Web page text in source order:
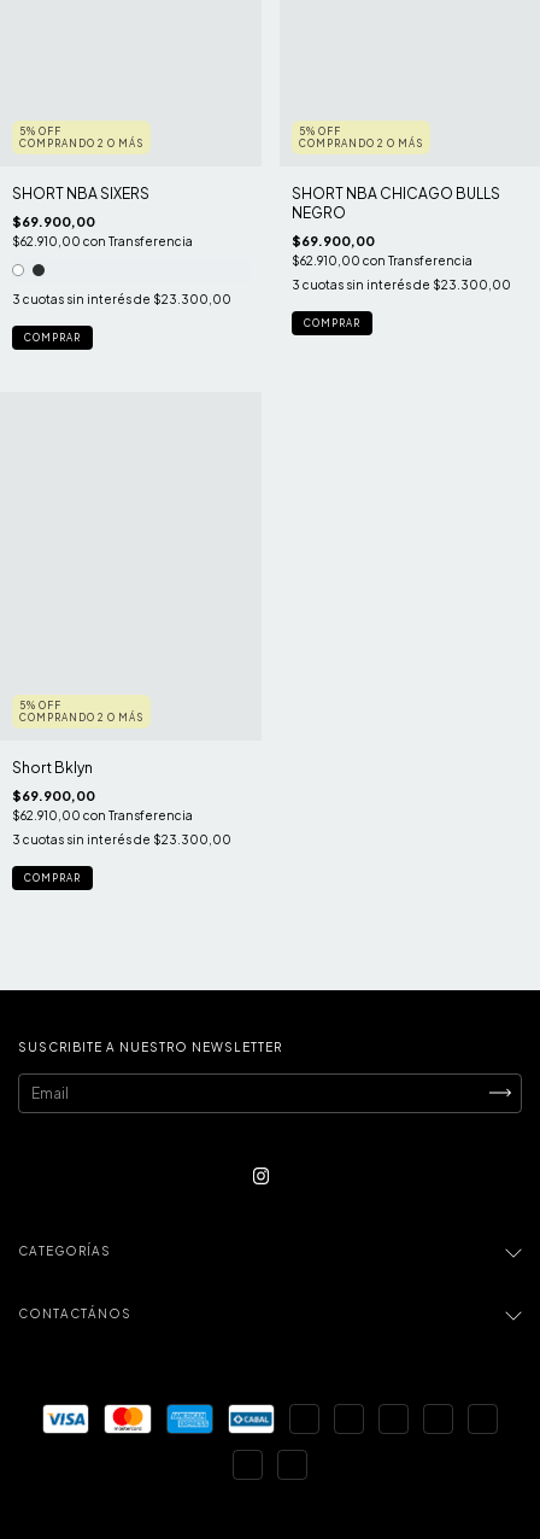
5% OFF
COMPRANDO 2 O MÁS
SHORT NBA SIXERS
$69.900,00
$62.910,00 con Transferencia
3 cuotas sin interés de $23.300,00
COMPRAR
5% OFF
COMPRANDO 2 O MÁS
SHORT NBA CHICAGO BULLS
NEGRO
$69.900,00
$62.910,00 con Transferencia
3 cuotas sin interés de $23.300,00
COMPRAR
5% OFF
COMPRANDO 2 O MÁS
Short Bklyn
$69.900,00
$62.910,00 con Transferencia
3 cuotas sin interés de $23.300,00
COMPRAR
SUSCRIBITE A NUESTRO NEWSLETTER
CATEGORÍAS
CONTACTÁNOS